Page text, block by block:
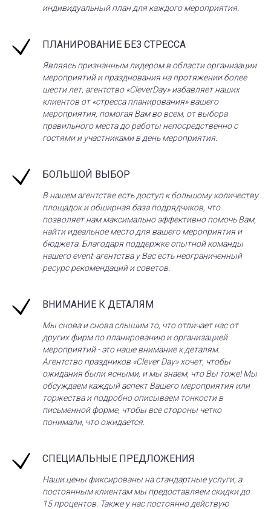
индивидуальный план для каждого мероприятия.
ПЛАНИРОВАНИЕ БЕЗ СТРЕССА
Являясь признанным лидером в области организации
мероприятий и празднования на протяжении более
шести лет, агентство «CleverDay» избавляет наших
клиентов от «стресса планирования» вашего
мероприятия, помогая Вам во всем, от выбора
правильного места до работы непосредственно с
гостями и участниками в день мероприятия.
БОЛЬШОЙ ВЫБОР
В нашем агентстве есть доступ к большому количеству
площадок и обширная база подрядчиков, что
позволяет нам максимально эффективно помочь Вам,
найти идеальное место для вашего мероприятия и
бюджета. Благодаря поддержке опытной команды
нашего event-агентства у Вас есть неограниченный
ресурс рекомендаций и советов.
ВНИМАНИЕ К ДЕТАЛЯМ
Мы снова и снова слышим то, что отличает нас от
других фирм по планированию и организацией
мероприятий - это наше внимание к деталям.
Агентство праздников «Clever Day» хочет, чтобы
ожидания были ясными, и мы знаем, что Вы тоже! Мы
обсуждаем каждый аспект Вашего мероприятия или
торжества и подробно описываем тонкости в
письменной форме, чтобы все стороны четко
понимали, что ожидается.
СПЕЦИАЛЬНЫЕ ПРЕДЛОЖЕНИЯ
Наши цены фиксированы на стандартные услуги, а
постоянным клиентам мы предоставляем скидки до
15 процентов. Также у нас постоянно действую